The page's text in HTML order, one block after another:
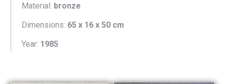
Material: bronze
Dimensions: 65 x 16 x 50 cm
Year: 1985